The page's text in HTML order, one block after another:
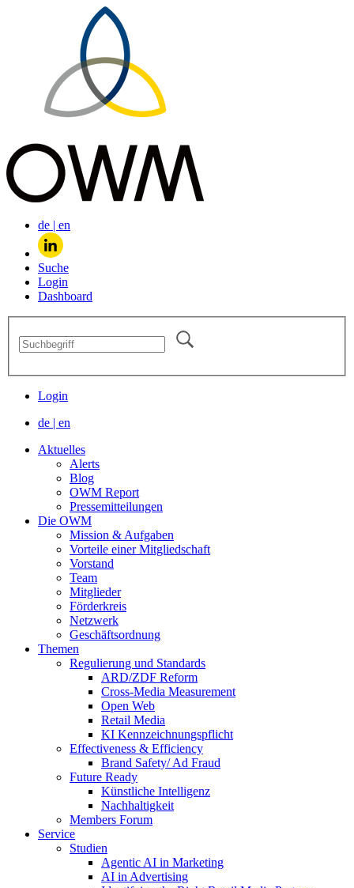
de | en
Suche
Login
Dashboard
Login
de | en
Aktuelles
Alerts
Blog
OWM Report
Pressemitteilungen
Die OWM
Mission & Aufgaben
Vorteile einer Mitgliedschaft
Vorstand
Team
Mitglieder
Förderkreis
Netzwerk
Geschäftsordnung
Themen
Regulierung und Standards
ARD/ZDF Reform
Cross-Media Measurement
Open Web
Retail Media
KI Kennzeichnungspflicht
Effectiveness & Efficiency
Brand Safety/ Ad Fraud
Future Ready
Künstliche Intelligenz
Nachhaltigkeit
Members Forum
Service
Studien
Agentic AI in Marketing
AI in Advertising